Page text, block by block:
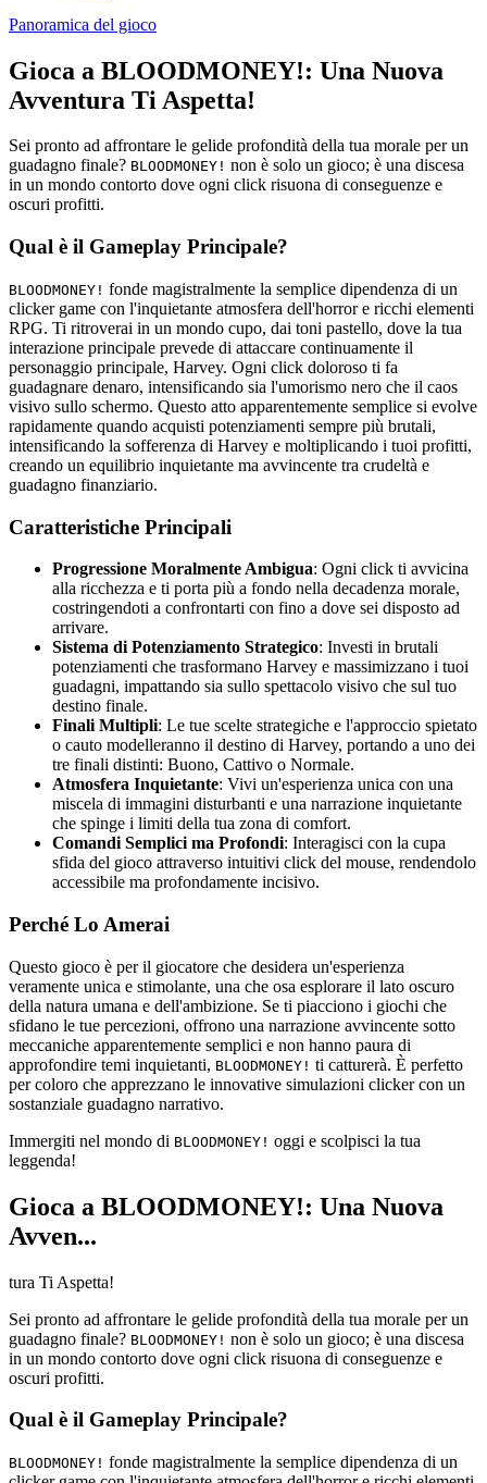
Panoramica del gioco
Gioca a BLOODMONEY!: Una Nuova
Avventura Ti Aspetta!
Sei pronto ad affrontare le gelide profondità della tua morale per un
guadagno finale? BLOODMONEY! non è solo un gioco; è una discesa
in un mondo contorto dove ogni click risuona di conseguenze e
oscuri profitti.
Qual è il Gameplay Principale?
BLOODMONEY! fonde magistralmente la semplice dipendenza di un
clicker game con l'inquietante atmosfera dell'horror e ricchi elementi
RPG. Ti ritroverai in un mondo cupo, dai toni pastello, dove la tua
interazione principale prevede di attaccare continuamente il
personaggio principale, Harvey. Ogni click doloroso ti fa
guadagnare denaro, intensificando sia l'umorismo nero che il caos
visivo sullo schermo. Questo atto apparentemente semplice si evolve
rapidamente quando acquisti potenziamenti sempre più brutali,
intensificando la sofferenza di Harvey e moltiplicando i tuoi profitti,
creando un equilibrio inquietante ma avvincente tra crudeltà e
guadagno finanziario.
Caratteristiche Principali
Progressione Moralmente Ambigua: Ogni click ti avvicina
alla ricchezza e ti porta più a fondo nella decadenza morale,
costringendoti a confrontarti con fino a dove sei disposto ad
arrivare.
Sistema di Potenziamento Strategico: Investi in brutali
potenziamenti che trasformano Harvey e massimizzano i tuoi
guadagni, impattando sia sullo spettacolo visivo che sul tuo
destino finale.
Finali Multipli: Le tue scelte strategiche e l'approccio spietato
o cauto modelleranno il destino di Harvey, portando a uno dei
tre finali distinti: Buono, Cattivo o Normale.
Atmosfera Inquietante: Vivi un'esperienza unica con una
miscela di immagini disturbanti e una narrazione inquietante
che spinge i limiti della tua zona di comfort.
Comandi Semplici ma Profondi: Interagisci con la cupa
sfida del gioco attraverso intuitivi click del mouse, rendendolo
accessibile ma profondamente incisivo.
Perché Lo Amerai
Questo gioco è per il giocatore che desidera un'esperienza
veramente unica e stimolante, una che osa esplorare il lato oscuro
della natura umana e dell'ambizione. Se ti piacciono i giochi che
sfidano le tue percezioni, offrono una narrazione avvincente sotto
meccaniche apparentemente semplici e non hanno paura di
approfondire temi inquietanti, BLOODMONEY! ti catturerà. È perfetto
per coloro che apprezzano le innovative simulazioni clicker con un
sostanziale guadagno narrativo.
Immergiti nel mondo di BLOODMONEY! oggi e scolpisci la tua
leggenda!
Gioca a BLOODMONEY!: Una Nuova
Avven...
tura Ti Aspetta!
Sei pronto ad affrontare le gelide profondità della tua morale per un
guadagno finale? BLOODMONEY! non è solo un gioco; è una discesa
in un mondo contorto dove ogni click risuona di conseguenze e
oscuri profitti.
Qual è il Gameplay Principale?
BLOODMONEY! fonde magistralmente la semplice dipendenza di un